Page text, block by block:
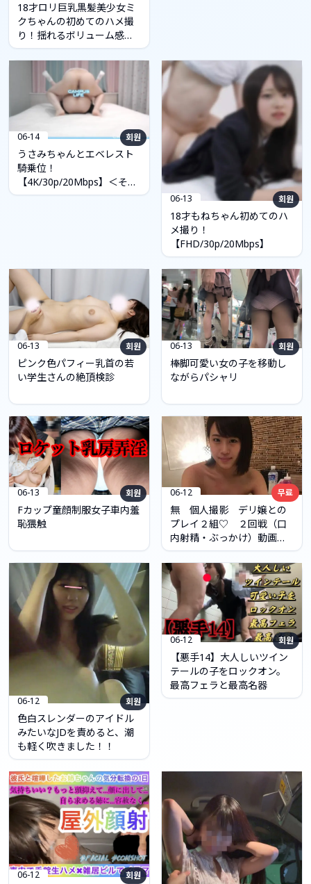
18才ロリ巨乳黒髪美少女ミ
クちゃんの初めてのハメ撮
り！揺れるボリューム感あ
るおっぱいに発射！
うさみちゃんとエベレスト
騎乗位！
【4K/30p/20Mbps】＜その
2＞
회원
06-14
18才もねちゃん初めてのハ
メ撮り！
【FHD/30p/20Mbps】
회원
06-13
ピンク色パフィー乳首の若
い学生さんの絶頂検診
회원
06-13
棒脚可愛い女の子を移動し
ながらパシャリ
회원
06-13
Fカップ童顔制服女子車内羞
恥猥触
회원
06-13
無 個人撮影 デリ嬢との
プレイ２組♡ ２回戦（口
内射精・ぶっかけ）動画＆
超高画質な画像付き動画
무료
06-12
色白スレンダーのアイドル
みたいなJDを責めると、潮
も軽く吹きました！！
회원
06-12
【悪手14】大人しいツイン
テールの子をロックオン。
最高フェラと最高名器
회원
06-12
회원
06-12